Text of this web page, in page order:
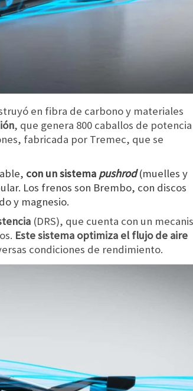
en fibra de carbono y materiales
, que genera 800 caballos de
fabricada por Tremec, que se
con un sistema pushrod(muelles y
Los frenos son Brembo, con discos
y magnesio.
(DRS), que cuenta con un
Este sistema optimiza el flujo de aire
condiciones de rendimiento.